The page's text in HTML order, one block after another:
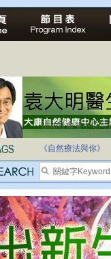
法治社會並不等同
自家教育合法化-
《自然療法與你》